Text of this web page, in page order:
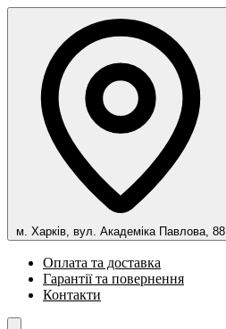
м. Харків, вул. Академіка Павлова, 88
Оплата та доставка
Гарантії та повернення
Контакти